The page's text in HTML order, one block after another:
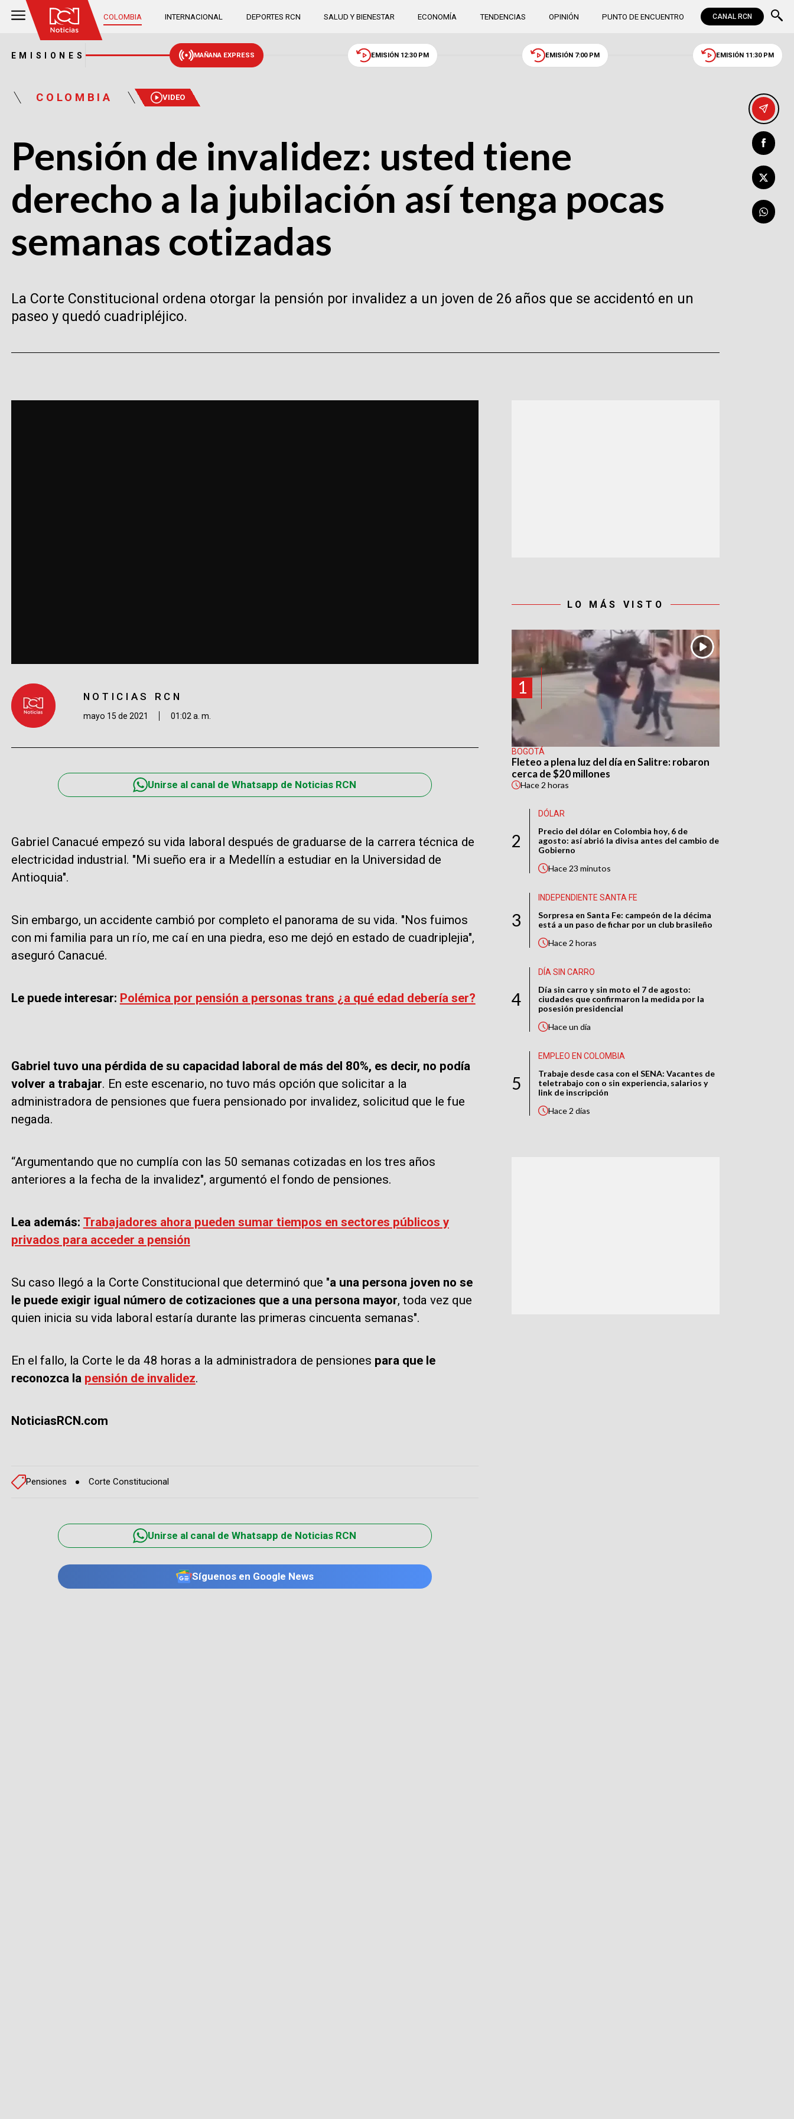
COLOMBIA INTERNACIONAL DEPORTES RCN SALUD Y BIENESTAR ECONOMÍA TENDENCIAS OPINIÓN PUNTO DE ENCUENTRO CANAL RCN
EMISIONES MAÑANA EXPRESS EMISIÓN 12:30 PM EMISIÓN 7:00 PM EMISIÓN 11:30 PM
COLOMBIA VIDEO
Pensión de invalidez: usted tiene
derecho a la jubilación así tenga pocas
semanas cotizadas
La Corte Constitucional ordena otorgar la pensión por invalidez a un joven de 26 años que se accidentó en un
paseo y quedó cuadripléjico.
NOTICIAS RCN
mayo 15 de 2021 01:02 a. m.
Unirse al canal de Whatsapp de Noticias RCN
Gabriel Canacué empezó su vida laboral después de graduarse de la carrera técnica de
electricidad industrial. "Mi sueño era ir a Medellín a estudiar en la Universidad de
Antioquia".
Sin embargo, un accidente cambió por completo el panorama de su vida. "Nos fuimos
con mi familia para un río, me caí en una piedra, eso me dejó en estado de cuadriplejia",
aseguró Canacué.
Le puede interesar: Polémica por pensión a personas trans ¿a qué edad debería ser?
Gabriel tuvo una pérdida de su capacidad laboral de más del 80%, es decir, no podía
volver a trabajar. En este escenario, no tuvo más opción que solicitar a la
administradora de pensiones que fuera pensionado por invalidez, solicitud que le fue
negada.
“Argumentando que no cumplía con las 50 semanas cotizadas en los tres años
anteriores a la fecha de la invalidez", argumentó el fondo de pensiones.
Lea además: Trabajadores ahora pueden sumar tiempos en sectores públicos y
privados para acceder a pensión
Su caso llegó a la Corte Constitucional que determinó que "a una persona joven no se
le puede exigir igual número de cotizaciones que a una persona mayor, toda vez que
quien inicia su vida laboral estaría durante las primeras cincuenta semanas".
En el fallo, la Corte le da 48 horas a la administradora de pensiones para que le
reconozca la pensión de invalidez.
NoticiasRCN.com
Pensiones Corte Constitucional
Unirse al canal de Whatsapp de Noticias RCN
Síguenos en Google News
LO MÁS VISTO
1
BOGOTÁ
Fleteo a plena luz del día en Salitre: robaron
cerca de $20 millones
Hace2 horas
2
DÓLAR
Precio del dólar en Colombia hoy, 6 de
agosto: así abrió la divisa antes del cambio de
Gobierno
Hace23 minutos
3
INDEPENDIENTE SANTA FE
Sorpresa en Santa Fe: campeón de la décima
está a un paso de fichar por un club brasileño
Hace2 horas
4
DÍA SIN CARRO
Día sin carro y sin moto el 7 de agosto:
ciudades que confirmaron la medida por la
posesión presidencial
Haceun día
5
EMPLEO EN COLOMBIA
Trabaje desde casa con el SENA: Vacantes de
teletrabajo con o sin experiencia, salarios y
link de inscripción
Hace2 días